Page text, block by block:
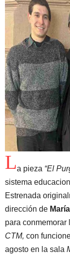
La pieza “El
sistema
Estrenada
dirección de
para conmemorar
CTM, con
agosto en la sala